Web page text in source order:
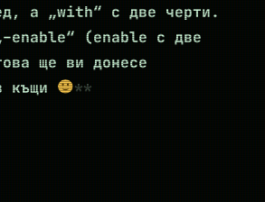
а „with“ с две черти.
(enable с две
ще ви донесе
къщи